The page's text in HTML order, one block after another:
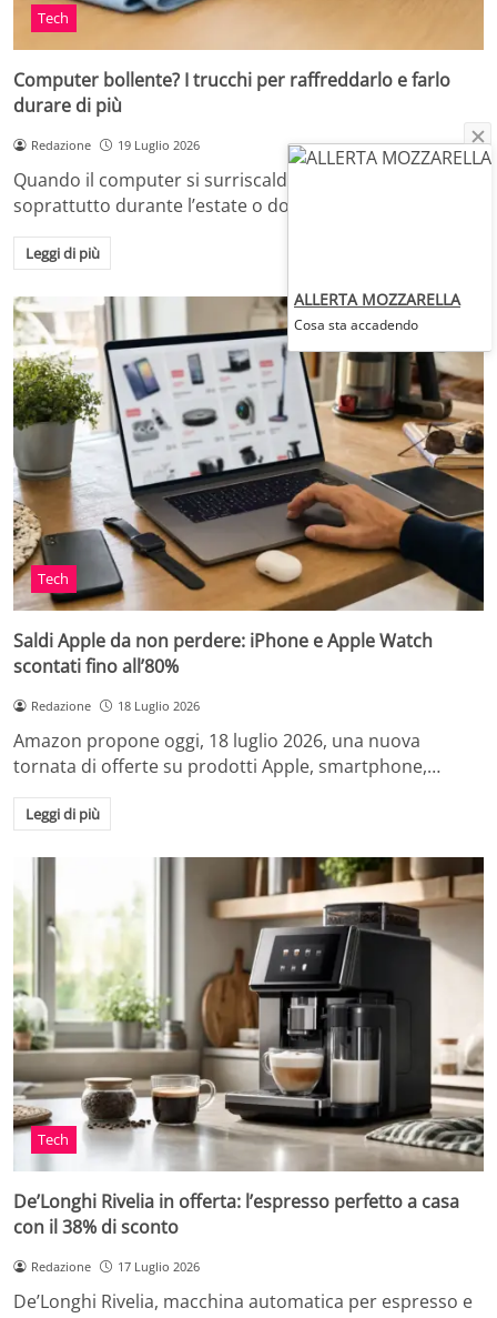
Tech
Computer bollente? I trucchi per raffreddarlo e farlo
durare di più
Redazione 19 Luglio 2026
Quando il computer si surriscalda, in casa o in ufficio,
soprattutto durante l’estate o dopo…
Leggi di più
Tech
Saldi Apple da non perdere: iPhone e Apple Watch
scontati fino all’80%
Redazione 18 Luglio 2026
Amazon propone oggi, 18 luglio 2026, una nuova
tornata di offerte su prodotti Apple, smartphone,…
Leggi di più
Tech
De’Longhi Rivelia in offerta: l’espresso perfetto a casa
con il 38% di sconto
Redazione 17 Luglio 2026
De’Longhi Rivelia, macchina automatica per espresso e
ALLERTA MOZZARELLA
Cosa sta accadendo